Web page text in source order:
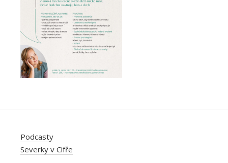
Podcasty
Severky v Cifře